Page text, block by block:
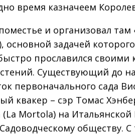
время казначеем
и организовал
основной задачей
прославился своими
Существующий до
первоначального сада
квакер – сэр Томас
Mortola) на Итальянской
обществу. С